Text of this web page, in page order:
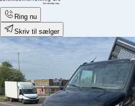
Ring nu
Skriv til sælger